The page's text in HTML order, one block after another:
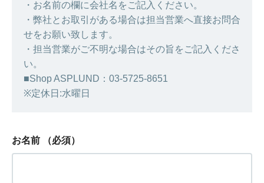
・お名前の欄に会社名をご記入ください。
・弊社とお取引がある場合は担当営業へ直接お問合
せをお願い致します。
・担当営業がご不明な場合はその旨をご記入くださ
い。
■Shop ASPLUND：03-5725-8651
※定休日:水曜日
お名前 （必須）